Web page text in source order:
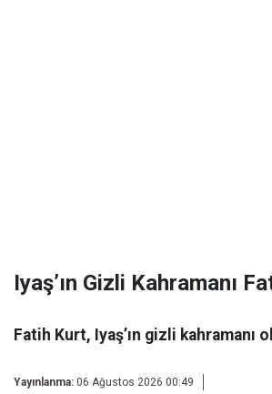
Iyaş’ın Gizli Kahramanı
Fatih Kurt, Iyaş’ın gizli kahramanı
Yayınlanma: 06 Ağustos 2026 00:49